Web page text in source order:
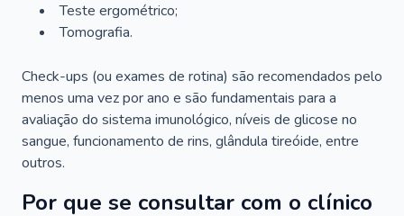
Teste ergométrico;
Tomografia.
Check-ups (ou exames de rotina) são recomendados pelo
menos uma vez por ano e são fundamentais para a
avaliação do sistema imunológico, níveis de glicose no
sangue, funcionamento de rins, glândula tireóide, entre
outros.
Por que se consultar com o clínico